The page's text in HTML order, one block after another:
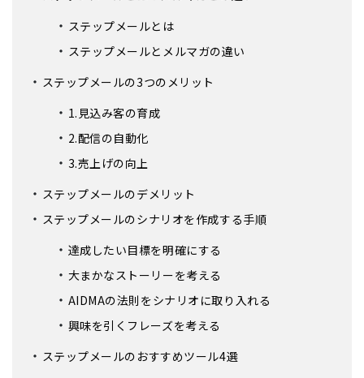
ステップメールとは
ステップメールとメルマガの違い
ステップメールの3つのメリット
1.見込み客の育成
2.配信の自動化
3.売上げの向上
ステップメールのデメリット
ステップメールのシナリオを作成する手順
達成したい目標を明確にする
大まかなストーリーを考える
AIDMAの法則をシナリオに取り入れる
興味を引くフレーズを考える
ステップメールのおすすめツール4選